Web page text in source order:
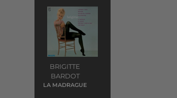
BRIGITTE
BARDOT
LA MADRAGUE